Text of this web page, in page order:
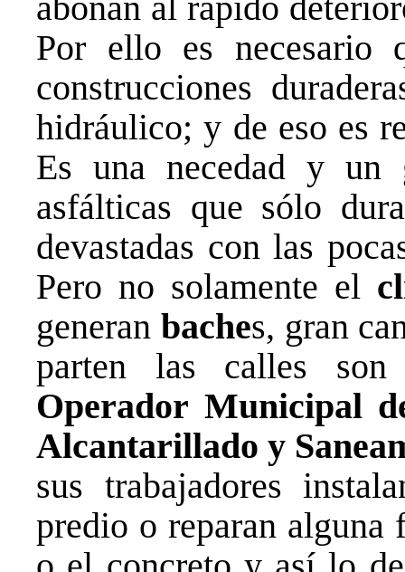
Por ello es necesario
construcciones
hidráulico; y de eso es
Es una necedad y un
asfálticas que sólo
devastadas con las
Pero no solamente el
generan baches, gran
parten las calles
Operador Municipal
Alcantarillado y
sus trabajadores
predio o reparan alguna